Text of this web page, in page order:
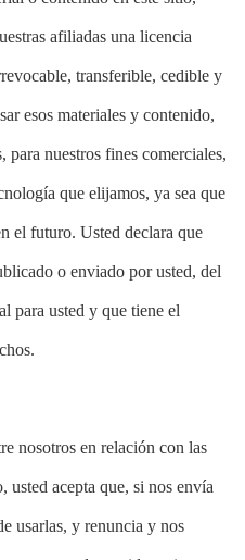
afiliadas una licencia
transferible, cedible y
esos materiales y contenido,
para nuestros fines comerciales,
que elijamos, ya sea que
el futuro. Usted declara que
o enviado por usted, del
para usted y que tiene el
nosotros en relación con las
usted acepta que, si nos envía
usarlas, y renuncia y nos